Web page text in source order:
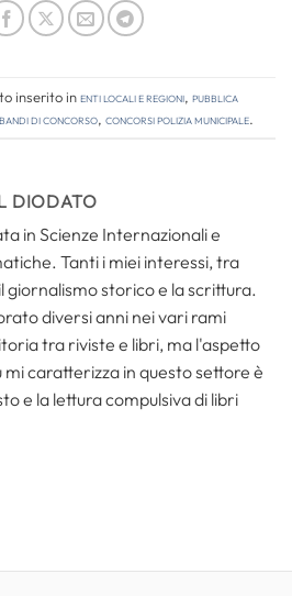
inserito inEnti locali e regioni, Pubblica
bandi di concorso, concorsi polizia municipale.
DIODATO
in Scienze Internazionali e
Tanti i miei interessi, tra
giornalismo storico e la scrittura.
diversi anni nei vari rami
tra riviste e libri, ma l'aspetto
mi caratterizza in questo settore è
e la lettura compulsiva di libri